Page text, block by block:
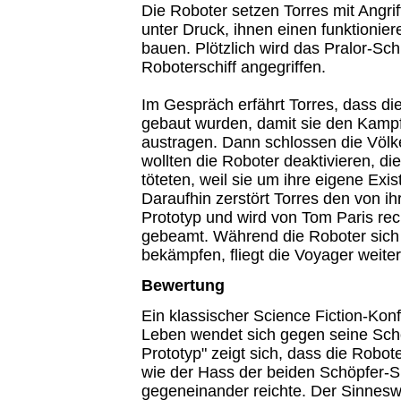
Die Roboter setzen Torres mit
unter Druck, ihnen einen
bauen. Plötzlich wird das Pralor-
Roboterschiff angegriffen.
Im Gespräch erfährt Torres, dass
gebaut wurden, damit sie den
austragen. Dann schlossen die
wollten die Roboter deaktivieren,
töteten, weil sie um ihre eigene
Daraufhin zerstört Torres den von
Prototyp und wird von Tom Paris
gebeamt. Während die Roboter
bekämpfen, fliegt die Voyager
Bewertung
Ein klassischer Science Fiction-
Leben wendet sich gegen seine
Prototyp" zeigt sich, dass die
wie der Hass der beiden Schöpfer-
gegeneinander reichte. Der